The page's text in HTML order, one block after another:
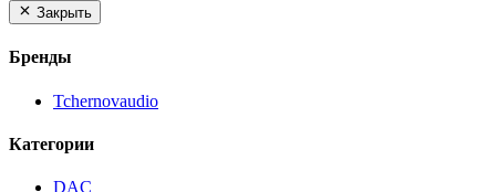
Закрыть
Бренды
Tchernovaudio
Категории
DAC